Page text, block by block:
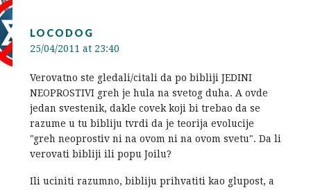
LOCODOG
25/04/2011 at 23:40
Verovatno ste gledali/citali da po bibliji JEDINI
NEOPROSTIVI greh je hula na svetog duha. A ovde
jedan svestenik, dakle covek koji bi trebao da se
razume u tu bibliju tvrdi da je teorija evolucije
"greh neoprostiv ni na ovom ni na ovom svetu". Da li
verovati bibliji ili popu Joilu?
Ili uciniti razumno, bibliju prihvatiti kao glupost, a